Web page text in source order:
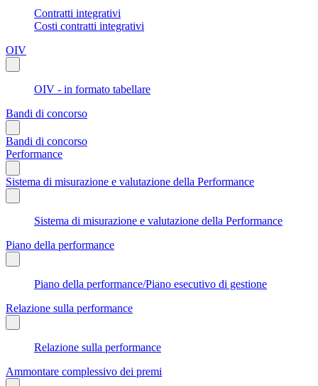
Contratti integrativi
Costi contratti integrativi
OIV
OIV - in formato tabellare
Bandi di concorso
Bandi di concorso
Performance
Sistema di misurazione e valutazione della Performance
Sistema di misurazione e valutazione della Performance
Piano della performance
Piano della performance/Piano esecutivo di gestione
Relazione sulla performance
Relazione sulla performance
Ammontare complessivo dei premi